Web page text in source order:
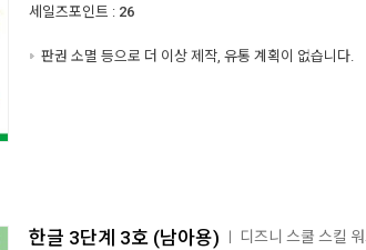
세일즈포인트 : 26
판권 소멸 등으로 더 이상 제작, 유통 계획이 없습니다.
한글 3단계 3호 (남아용) 디즈니 스쿨 스킬